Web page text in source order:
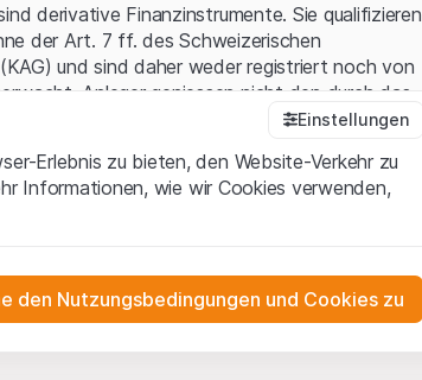
derivative Finanzinstrumente. Sie qualifizieren
der Art. 7 ff. des Schweizerischen
und sind daher weder registriert noch von
Anleger geniessen nicht den durch das
AG (die "Website") erklären Sie, dass Sie die
und
und Markenrechte) an dem auf der
Einstellungen
Erlebnis zu bieten, den Website-Verkehr zu
Informationen, wie wir Cookies verwenden,
nicht deaktiviert werden.
den Nutzungsbedingungen und Cookies zu